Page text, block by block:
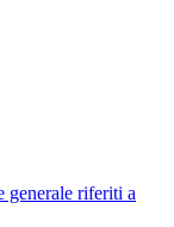
generale riferiti a